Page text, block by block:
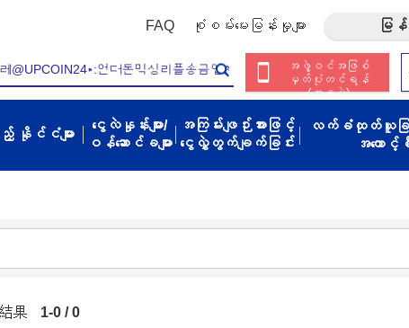
FAQ စုံစမ်းမေးမြန်းမှုများ မြ
အဖွဲ့ဝင်အဖြစ်
မှတ်ပုံတင်ရန်
(အခမဲ့)
င်ငံများ
ငွေလဲနှုန်းများ/
ဝန်ဆောင်ခများ
အကြမ်းဖျဉ်းအားဖြင့်
ငွေလွှဲတွက်ချက်ခြင်း
လက်ခံထုတ်ယူခ
အကေ
果 1-0 / 0